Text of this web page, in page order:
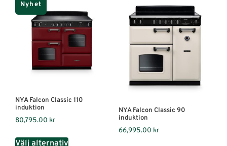
Nyhet
NYA Falcon Classic 110
induktion
80,795.00 kr
Välj alternativ
NYA Falcon Classic 90
induktion
66,995.00 kr